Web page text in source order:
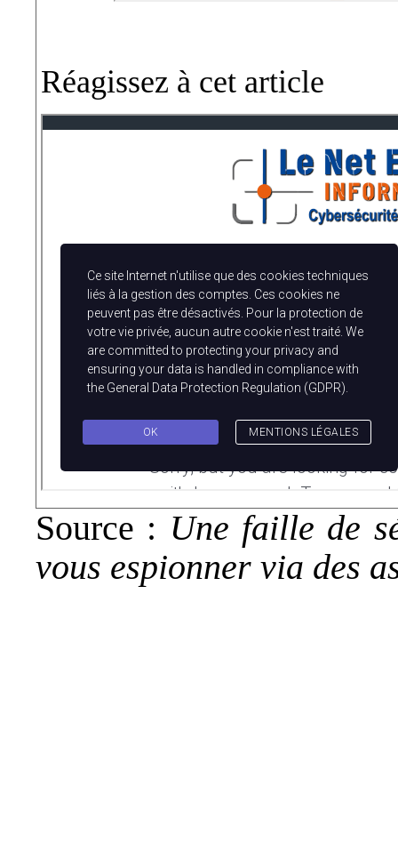
Réagissez à cet article
Source : Une faille de
vous espionner via des